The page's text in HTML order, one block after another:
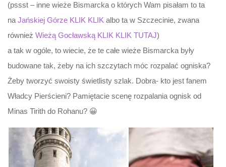
(pssst – inne wieże Bismarcka o których Wam pisałam to ta
na Jańskiej Górze KLIK KLIK albo ta w Szczecinie, zwana
również Wieżą Gocławską KLIK KLIK TUTAJ)
a tak w ogóle, to wiecie, że te całe wieże Bismarcka były
budowane tak, żeby na ich szczytach móc rozpalać ogniska?
Żeby tworzyć swoisty świetlisty szlak. Dobra- kto jest fanem
Władcy Pierścieni? Pamiętacie scenę rozpalania ognisk od
Minas Tirith do Rohanu? 😀